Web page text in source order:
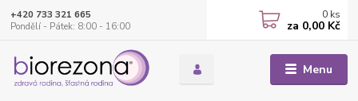
Menu
+420 733 321 665
Pondělí - Pátek: 8:00 - 16:00
0 ks
za 0,00 Kč